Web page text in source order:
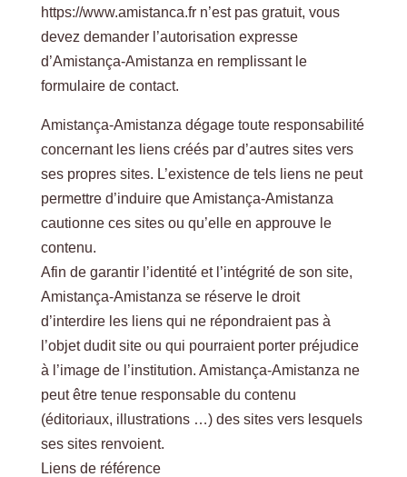
https://www.amistanca.fr n’est pas gratuit, vous
devez demander l’autorisation expresse
d’Amistança-Amistanza en remplissant le
formulaire de contact.
Amistança-Amistanza dégage toute responsabilité
concernant les liens créés par d’autres sites vers
ses propres sites. L’existence de tels liens ne peut
permettre d’induire que Amistança-Amistanza
cautionne ces sites ou qu’elle en approuve le
contenu.
Afin de garantir l’identité et l’intégrité de son site,
Amistança-Amistanza se réserve le droit
d’interdire les liens qui ne répondraient pas à
l’objet dudit site ou qui pourraient porter préjudice
à l’image de l’institution. Amistança-Amistanza ne
peut être tenue responsable du contenu
(éditoriaux, illustrations …) des sites vers lesquels
ses sites renvoient.
Liens de référence